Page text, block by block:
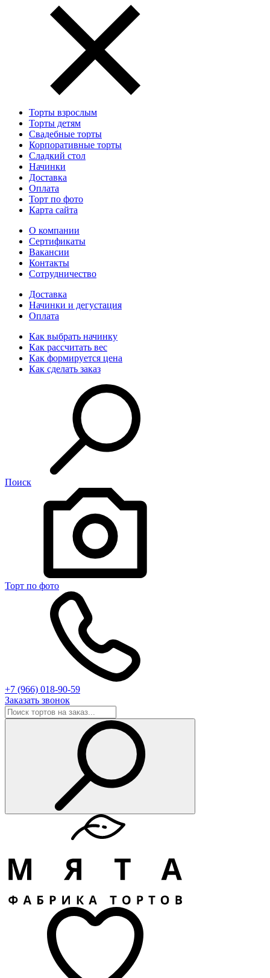
Торты взрослым
Торты детям
Свадебные торты
Корпоративные торты
Сладкий стол
Начинки
Доставка
Оплата
Торт по фото
Карта сайта
О компании
Сертификаты
Вакансии
Контакты
Сотрудничество
Доставка
Начинки и дегустация
Оплата
Как выбрать начинку
Как рассчитать вес
Как формируется цена
Как сделать заказ
Поиск
Торт по фото
+7 (966) 018-90-59
Заказать звонок